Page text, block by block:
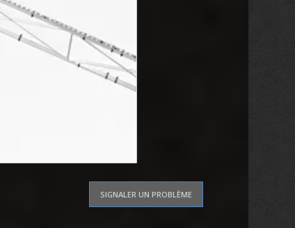
SIGNALER UN PROBLÈME